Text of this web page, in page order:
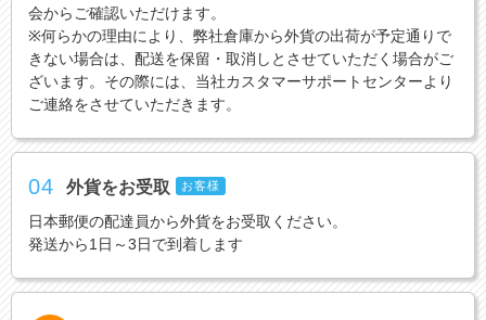
会からご確認いただけます。
※何らかの理由により、弊社倉庫から外貨の出荷が予定通りで
きない場合は、配送を保留・取消しとさせていただく場合がご
ざいます。その際には、当社カスタマーサポートセンターより
ご連絡をさせていただきます。
04 外貨をお受取 お客様
日本郵便の配達員から外貨をお受取ください。
発送から1日～3日で到着します